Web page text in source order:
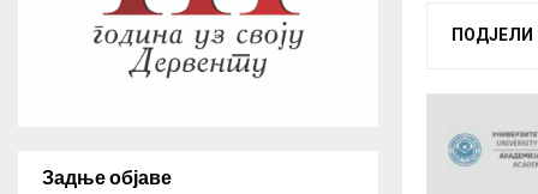
ПОДЈЕЛИ
Задње објаве